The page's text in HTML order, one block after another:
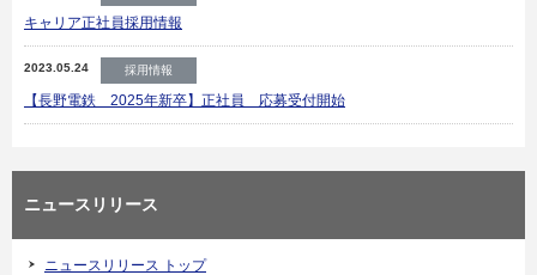
キャリア正社員採用情報
2023.05.24 採用情報
【長野電鉄 2025年新卒】正社員 応募受付開始
ニュースリリース
ニュースリリース トップ